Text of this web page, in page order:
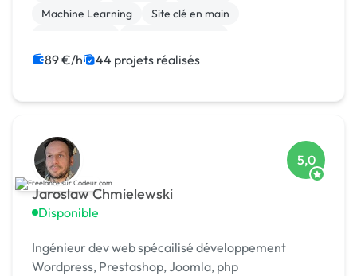
Machine Learning
Site clé en main
Experience utilisateur
CSS, HTML, XML
89 €/h 44 projets réalisés
Jaroslaw Chmielewski
Disponible
5,0
Ingénieur dev web spécailisé développement
Wordpress, Prestashop, Joomla, php